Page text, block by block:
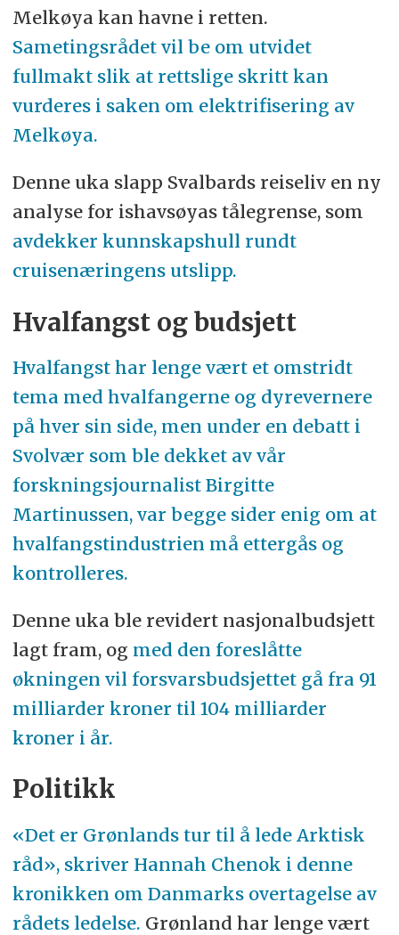
Melkøya kan havne i retten.
Sametingsrådet vil be om utvidet
fullmakt slik at rettslige skritt kan
vurderes i saken om elektrifisering av
Melkøya.
Denne uka slapp Svalbards reiseliv en ny
analyse for ishavsøyas tålegrense, som
avdekker kunnskapshull rundt
cruisenæringens utslipp.
Hvalfangst og budsjett
Hvalfangst har lenge vært et omstridt
tema med hvalfangerne og dyrevernere
på hver sin side, men under en debatt i
Svolvær som ble dekket av vår
forskningsjournalist Birgitte
Martinussen, var begge sider enig om at
hvalfangstindustrien må ettergås og
kontrolleres.
Denne uka ble revidert nasjonalbudsjett
lagt fram, og med den foreslåtte
økningen vil forsvarsbudsjettet gå fra 91
milliarder kroner til 104 milliarder
kroner i år.
Politikk
«Det er Grønlands tur til å lede Arktisk
råd», skriver Hannah Chenok i denne
kronikken om Danmarks overtagelse av
rådets ledelse. Grønland har lenge vært